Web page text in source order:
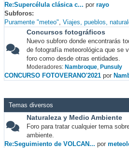
Re:Supercélula clásica c... por rayo
Subforos
Puramente "meteo" Viajes, pueblos,
Concursos fotográficos
Nuevo subforo donde encontrarás
de fotografía meteorológica que se
foro como desde otras entidades.
Moderadores: Nambroque, Punsuly
CONCURSO FOTOVERANO'2021 por
Temas diversos
Naturaleza y Medio Ambiente
Foro para tratar cualquier tema
ambiente.
Re:Seguimiento de VOLCAN... por